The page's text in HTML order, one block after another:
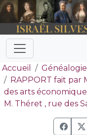
Accueil Généalogie
RAPPORT fait par
des arts
M. Théret , rue des